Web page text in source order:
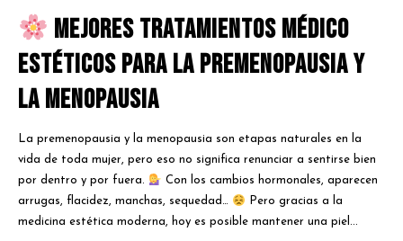
Mejores tratamientos médico
estéticos para la premenopausia y
la menopausia
La premenopausia y la menopausia son etapas naturales en la
vida de toda mujer, pero eso no significa renunciar a sentirse bien
por dentro y por fuera.
Con los cambios hormonales, aparecen
arrugas, flacidez, manchas, sequedad…
Pero gracias a la
medicina estética moderna, hoy es posible mantener una piel...